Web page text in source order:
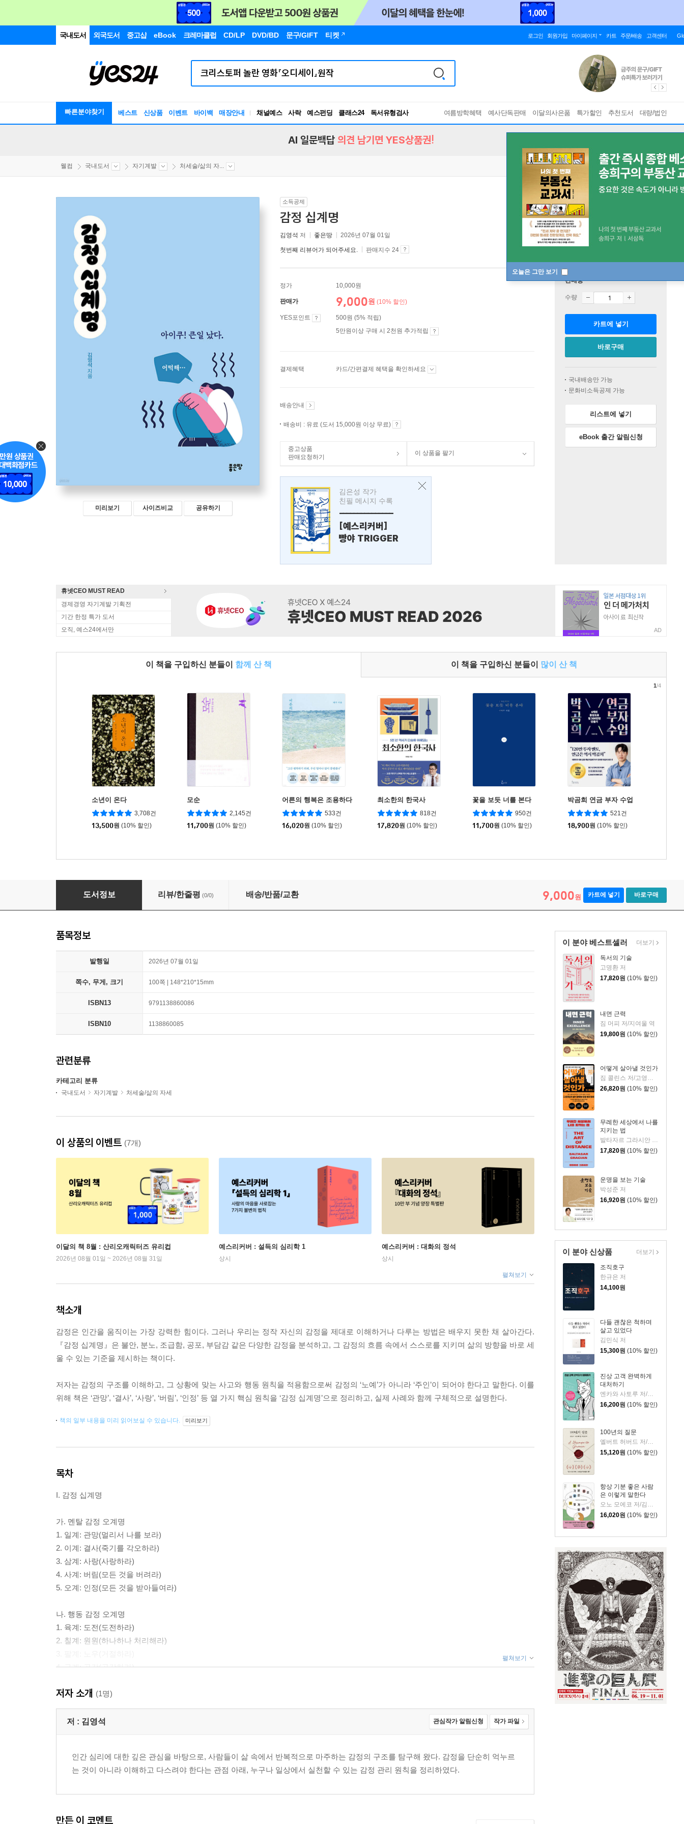
국내도서 외국도서 중고샵 eBook 크레마클럽 CD/LP DVD/BD 문구/GIFT 티켓 로그인 회원가입 마이페이지 카트 주문/배송 고객센터
빠른분야찾기 베스트 신상품 이벤트 바이백 매장안내 채널예스 사락 예스펀딩 클래스24
독서유형검사
RBTI Lab
여름방학혜택 예사단독판매 이달의사은품 특가할인 추천도서 대량/법인
오늘은 그만 보기
AI 일문백답 의견 남기면 YES상품권!
웰컴 국내도서 자기계발 처세술/삶의 자...
미리보기 사이즈비교 공유하기
소득공제
감정 십계명
김영석 저 좋은땅 2026년 07월 01일
첫번째 리뷰어가 되어주세요. 판매지수 24
정가 10,000원
판매가 9,000원 (10% 할인)
YES포인트
500원 (5% 적립)
5만원이상 구매 시 2천원 추가적립
결제혜택 카드/간편결제 혜택을 확인하세요
배송안내
배송비 : 유료 (도서 15,000원 이상 무료)
중고상품
판매요청하기
이 상품을 팔기
김은성 작가
친필 메시지 수록
---------------
[예스리커버]
빵야 TRIGGER
판매중
수량
카트에 넣기
바로구매
국내배송만 가능
문화비소득공제 가능
리스트에 넣기
eBook 출간 알림신청
휴넷CEO MUST READ
경제경영 자기계발 기획전
기간 한정 특가 도서
오직, 예스24에서만
AD
이 책을 구입하신 분들이 함께 산 책 이 책을 구입하신 분들이 많이 산 책
소년이 온다
3,708건
13,500원 (10% 할인)
모순
2,145건
11,700원 (10% 할인)
어른의 행복은 조용하다
533건
16,020원 (10% 할인)
최소한의 한국사
818건
17,820원 (10% 할인)
꽃을 보듯 너를 본다
950건
11,700원 (10% 할인)
박곰희 연금 부자 수업
521건
18,900원 (10% 할인)
1/4
감정 십계명
도서정보 리뷰/한줄평 (0/0) 배송/반품/교환 9,000원 카트에 넣기 바로구매
이 분야 베스트셀러
독서의 기술
고명환 저
17,820원 (10% 할인)
내면 근력
짐 머피 저/지여울 역
19,800원 (10% 할인)
어떻게 살아낼 것인가
26,820원 (10% 할인)
무례한 세상에서 나를
지키는 법
발타자르 그라시안 저/하와이 대저택 편저
17,820원 (10% 할인)
운명을 보는 기술
박성준 저
16,920원 (10% 할인)
더보기
이 분야 신상품
조직호구
한규은 저
14,100원
다들 괜찮은 척하며
살고 있었다
김민식 저
15,300원 (10% 할인)
진상 고객 완벽하게
대처하기
엔카와 사토루 저/이주 역
16,200원 (10% 할인)
100년의 질문
엘버트 허버드 저/충희 편
15,120원 (10% 할인)
항상 기분 좋은 사람
은 이렇게 말한다
오노 모에코 저/김시온 역
16,020원 (10% 할인)
더보기
품목정보
발행일 2026년 07월 01일
쪽수, 무게, 크기 100쪽 | 148*210*15mm
ISBN13 9791138860086
ISBN10 1138860085
관련분류
카테고리 분류
국내도서 자기계발 처세술/삶의 자세
이 상품의 이벤트 (7개)
이달의 책 8월 : 산리오캐릭터즈 유리컵
2026년 08월 01일 ~ 2026년 08월 31일
예스리커버 : 설득의 심리학 1
상시
예스리커버 : 대화의 정석
상시
펼쳐보기
책소개
감정은 인간을 움직이는 가장 강력한 힘이다. 그러나 우리는 정작 자신의 감정을 제대로 이해하거나 다루는 방법은 배우지 못한 채 살아간다.
『감정 십계명』은 불안, 분노, 조급함, 공포, 부담감 같은 다양한 감정을 분석하고, 그 감정의 흐름 속에서 스스로를 지키며 삶의 방향을 바로 세
울 수 있는 기준을 제시하는 책이다.
저자는 감정의 구조를 이해하고, 그 상황에 맞는 사고와 행동 원칙을 적용함으로써 감정의 ‘노예’가 아니라 ‘주인’이 되어야 한다고 말한다. 이를
위해 책은 ‘관망’, ‘결사’, ‘사랑’, ‘버림’, ‘인정’ 등 열 가지 핵심 원칙을 ‘감정 십계명’으로 정리하고, 실제 사례와 함께 구체적으로 설명한다.
책의 일부 내용을 미리 읽어보실 수 있습니다. 미리보기
목차
I. 감정 십계명
가. 멘탈 감정 오계명
1. 일계: 관망(멀리서 나를 보라)
2. 이계: 결사(죽기를 각오하라)
3. 삼계: 사랑(사랑하라)
4. 사계: 버림(모든 것을 버려라)
5. 오계: 인정(모든 것을 받아들여라)
나. 행동 감정 오계명
1. 육계: 도전(도전하라)
2. 칠계: 원원(하나하나 처리해라)
4. 구계: 공감(공감하라)
다. 정리
가. 에너지 감정
1. 에너지 크기 감정
펼쳐보기
저자 소개 (1명)
저 : 김영석 관심작가 알림신청 작가 파일
인간 심리에 대한 깊은 관심을 바탕으로, 사람들이 삶 속에서 반복적으로 마주하는 감정의 구조를 탐구해 왔다. 감정을 단순히 억누르
는 것이 아니라 이해하고 다스려야 한다는 관점 아래, 누구나 일상에서 실천할 수 있는 감정 관리 원칙을 정리하였다.
만든 이 코멘트